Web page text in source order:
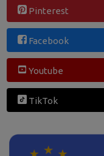
Pinterest
Facebook
Youtube
TikTok